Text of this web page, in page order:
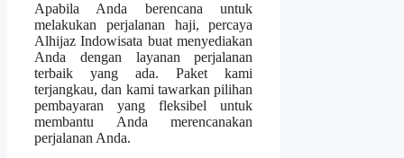
Apabila Anda berencana untuk
melakukan perjalanan haji, percaya
Alhijaz Indowisata buat menyediakan
Anda dengan layanan perjalanan
terbaik yang ada. Paket kami
terjangkau, dan kami tawarkan pilihan
pembayaran yang fleksibel untuk
membantu Anda merencanakan
perjalanan Anda.